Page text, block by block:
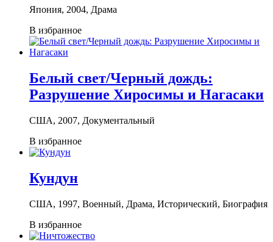
Япония, 2004, Драма
В избранное
Белый свет/Черный дождь:
Разрушение Хиросимы и Нагасаки
США, 2007, Документальный
В избранное
Кундун
США, 1997, Военный, Драма, Исторический, Биография
В избранное